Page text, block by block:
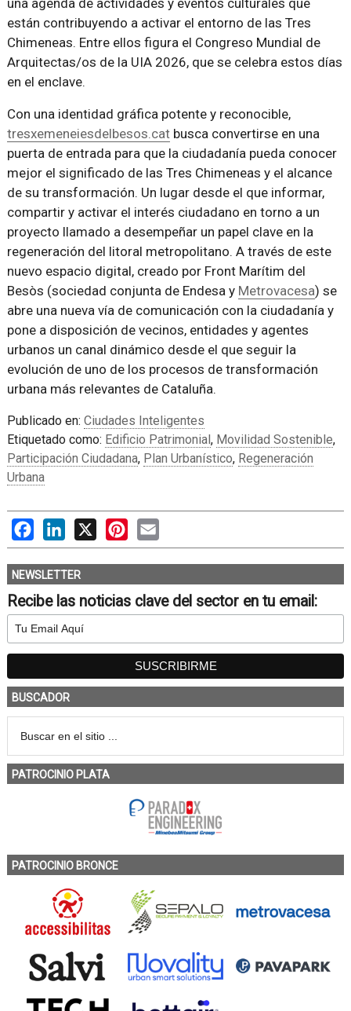
están contribuyendo a activar el entorno de las Tres
Chimeneas. Entre ellos figura el Congreso Mundial de
Arquitectas/os de la UIA 2026, que se celebra estos días
en el enclave.
Con una identidad gráfica potente y reconocible,
tresxemeneiesdelbesos.catbusca convertirse en una
puerta de entrada para que la ciudadanía pueda conocer
mejor el significado de las Tres Chimeneas y el alcance
de su transformación. Un lugar desde el que informar,
compartir y activar el interés ciudadano en torno a un
proyecto llamado a desempeñar un papel clave en la
regeneración del litoral metropolitano. A través de este
nuevo espacio digital, creado por Front Marítim del
Besòs (sociedad conjunta de Endesa y Metrovacesa) se
abre una nueva vía de comunicación con la ciudadanía y
pone a disposición de vecinos, entidades y agentes
urbanos un canal dinámico desde el que seguir la
evolución de uno de los procesos de transformación
urbana más relevantes de Cataluña.
Publicado en: Ciudades Inteligentes
Etiquetado como: Edificio Patrimonial, Movilidad Sostenible,
Participación Ciudadana, Plan Urbanístico, Regeneración
Urbana
FacebookLinkedIn
X PinterestEmail
NEWSLETTER
Recibe las noticias clave del sector en tu email:
BUSCADOR
PATROCINIO PLATA
PATROCINIO BRONCE